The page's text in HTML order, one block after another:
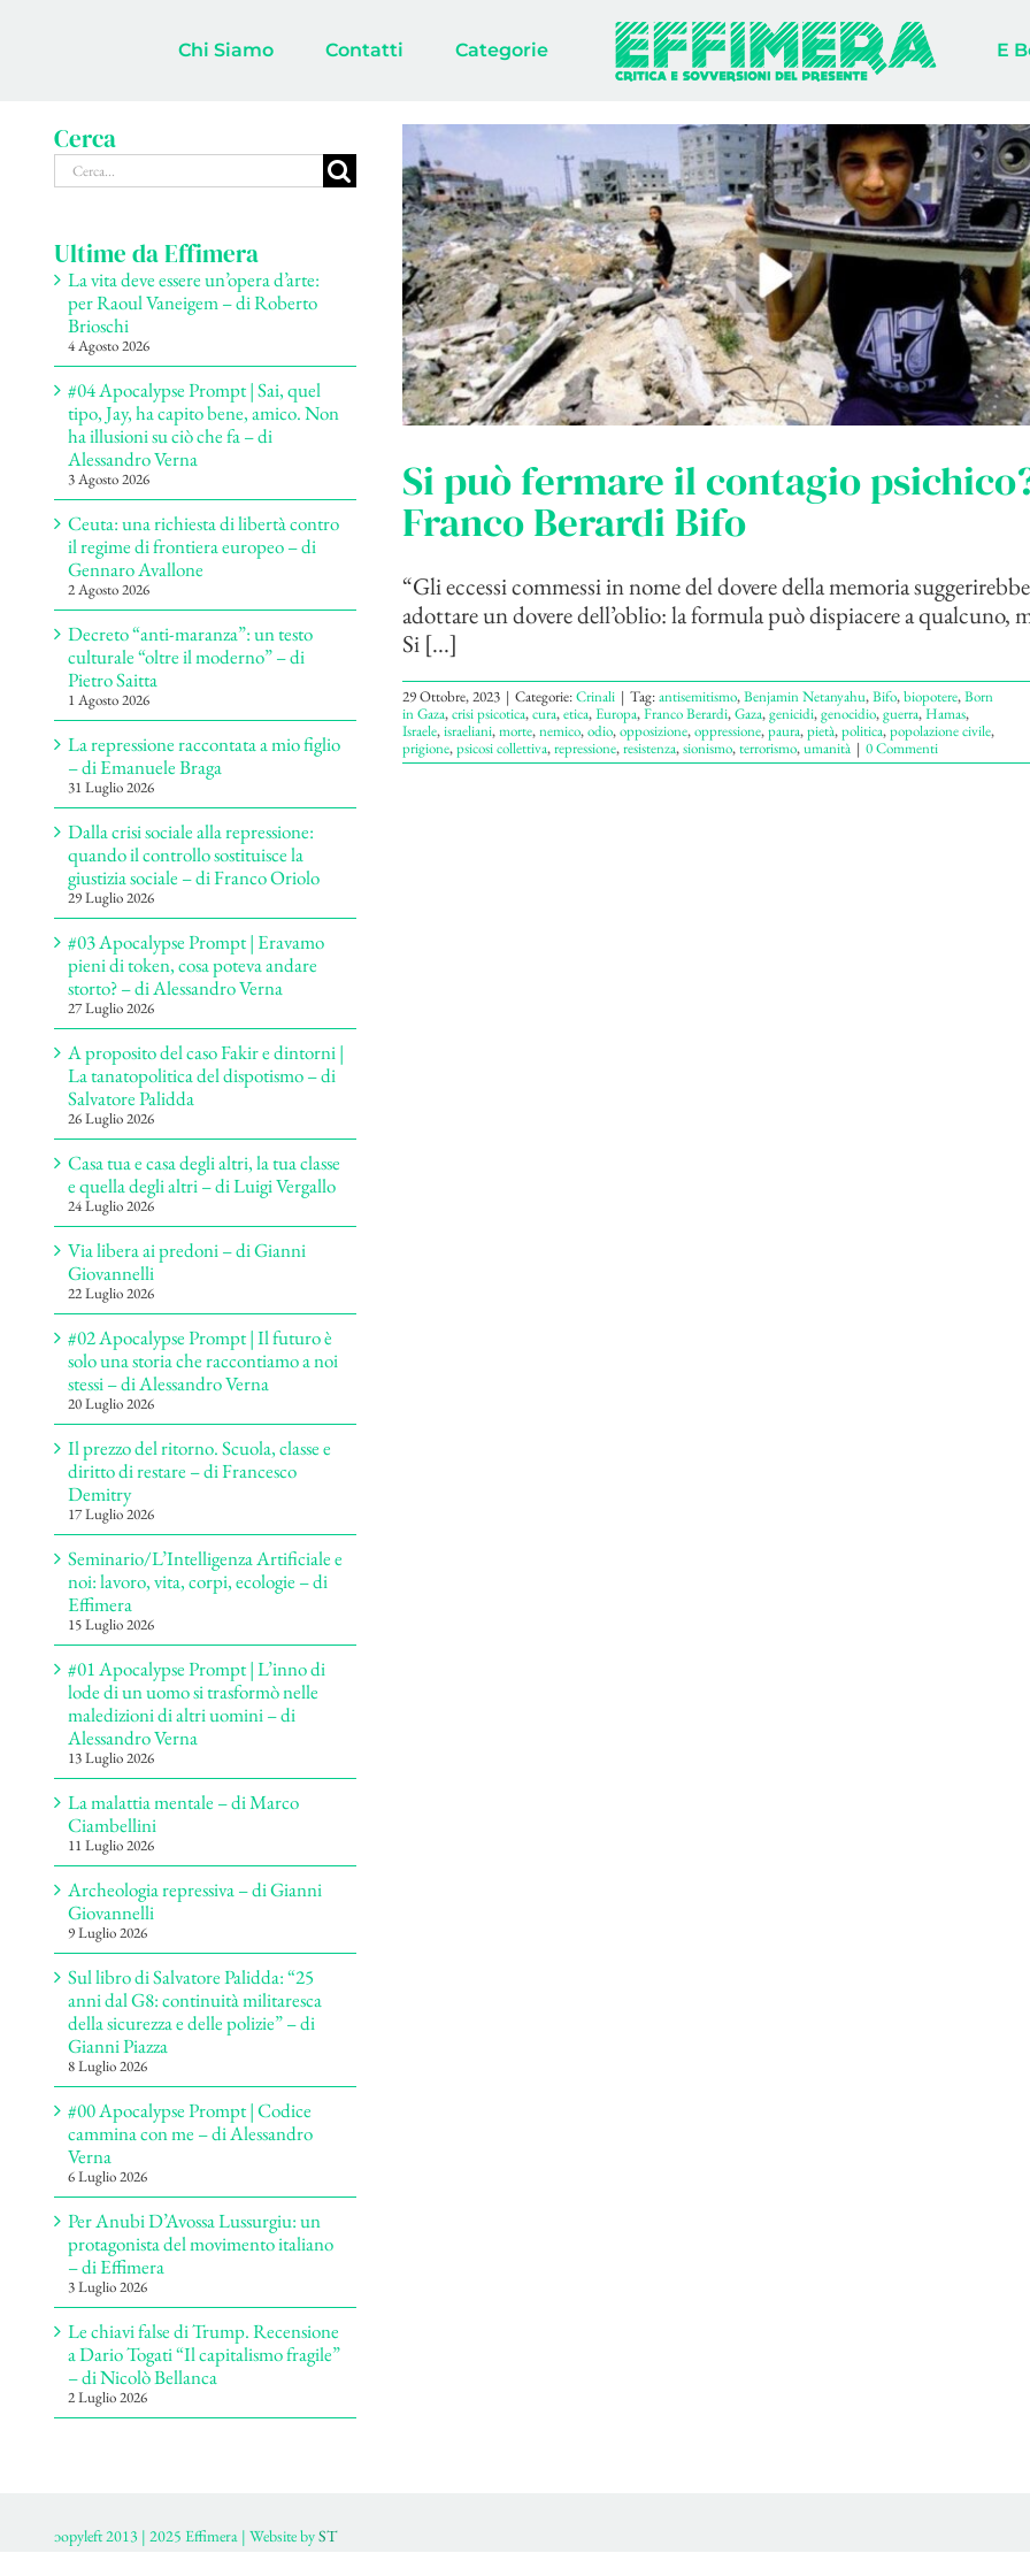
Chi Siamo Contatti Categorie E
Si può fermare il contagio
Franco Berardi Bifo
“Gli eccessi commessi in nome del dovere della memoria
adottare un dovere dell’oblio: la formula può dispiacere a qualcuno,
Si [...]
29 Ottobre, 2023 | Categorie:Crinali | Tag:antisemitismo,Benjamin Netanyahu,Bifo,biopotere,Born
in Gaza,crisi psicotica,cura,etica,Europa,Franco Berardi,Gaza,genicidi,genocidio,guerra,Hamas,
Israele,israeliani,morte,nemico,odio,opposizione,oppressione,paura,pietà,politica,popolazione civile,
prigione,psicosi collettiva,repressione,resistenza,sionismo,terrorismo,umanità | 0 Commenti
Cerca
Cerca
per:
Ultime da Effimera
La vita deve essere un’opera d’arte:
per Raoul Vaneigem – di Roberto
Brioschi
4 Agosto 2026
#04 Apocalypse Prompt | Sai, quel
tipo, Jay, ha capito bene, amico. Non
ha illusioni su ciò che fa – di
Alessandro Verna
3 Agosto 2026
Ceuta: una richiesta di libertà contro
il regime di frontiera europeo – di
Gennaro Avallone
2 Agosto 2026
Decreto “anti-maranza”: un testo
culturale “oltre il moderno” – di
Pietro Saitta
1 Agosto 2026
La repressione raccontata a mio figlio
– di Emanuele Braga
31 Luglio 2026
Dalla crisi sociale alla repressione:
quando il controllo sostituisce la
giustizia sociale – di Franco Oriolo
29 Luglio 2026
#03 Apocalypse Prompt | Eravamo
pieni di token, cosa poteva andare
storto? – di Alessandro Verna
27 Luglio 2026
A proposito del caso Fakir e dintorni |
La tanatopolitica del dispotismo – di
Salvatore Palidda
26 Luglio 2026
Casa tua e casa degli altri, la tua classe
e quella degli altri – di Luigi Vergallo
24 Luglio 2026
Via libera ai predoni – di Gianni
Giovannelli
22 Luglio 2026
#02 Apocalypse Prompt | Il futuro è
solo una storia che raccontiamo a noi
stessi – di Alessandro Verna
20 Luglio 2026
Il prezzo del ritorno. Scuola, classe e
diritto di restare – di Francesco
Demitry
17 Luglio 2026
Seminario/L’Intelligenza Artificiale e
noi: lavoro, vita, corpi, ecologie – di
Effimera
15 Luglio 2026
#01 Apocalypse Prompt | L’inno di
lode di un uomo si trasformò nelle
maledizioni di altri uomini – di
Alessandro Verna
13 Luglio 2026
La malattia mentale – di Marco
Ciambellini
11 Luglio 2026
Archeologia repressiva – di Gianni
Giovannelli
9 Luglio 2026
Sul libro di Salvatore Palidda: “25
anni dal G8: continuità militaresca
della sicurezza e delle polizie” – di
Gianni Piazza
8 Luglio 2026
#00 Apocalypse Prompt | Codice
cammina con me – di Alessandro
Verna
6 Luglio 2026
Per Anubi D’Avossa Lussurgiu: un
protagonista del movimento italiano
– di Effimera
3 Luglio 2026
Le chiavi false di Trump. Recensione
a Dario Togati “Il capitalismo fragile”
– di Nicolò Bellanca
2 Luglio 2026
ɔopyleft 2013 | 2025 Effimera | Website byST